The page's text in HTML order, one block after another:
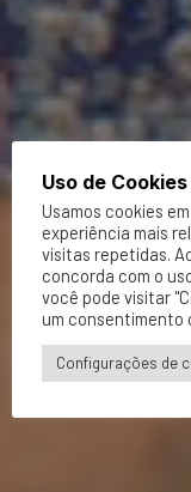
Uso de Cookies
Usamos cookies
experiência mais
visitas repetidas.
concorda com o
você pode visitar
um consentimento
Configurações de